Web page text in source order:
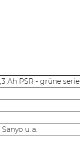
Ah PSR - grüne serie
u. a.